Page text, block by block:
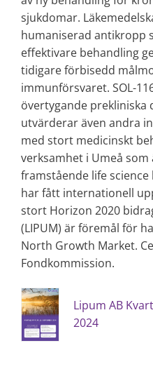
sjukdomar.
humaniserad antikropp
effektivare behandling
tidigare förbisedd
immunförsvaret. SOL-
övertygande prekliniska
utvärderar även andra
med stort medicinskt
verksamhet i Umeå som
framstående life
har fått internationell
stort Horizon 2020
(LIPUM) är föremål för
North Growth Market.
Fondkommission.
Lipum AB
2024